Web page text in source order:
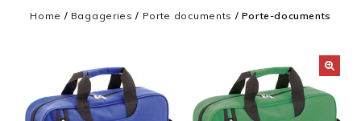
Home / Bagageries / Porte documents / Porte-documents